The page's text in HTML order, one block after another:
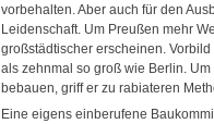
vorbehalten. Aber auch für den
Leidenschaft. Um Preußen mehr
großstädtischer erscheinen.
als zehnmal so groß wie Berlin.
bebauen, griff er zu rabiateren
Eine eigens einberufene